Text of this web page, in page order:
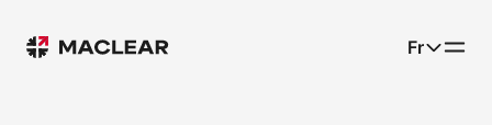
Fr